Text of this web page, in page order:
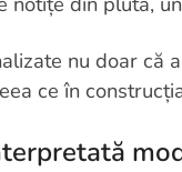
nu doar că
ce în